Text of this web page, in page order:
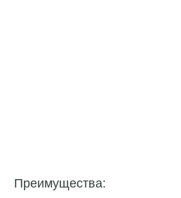
Преимущества: